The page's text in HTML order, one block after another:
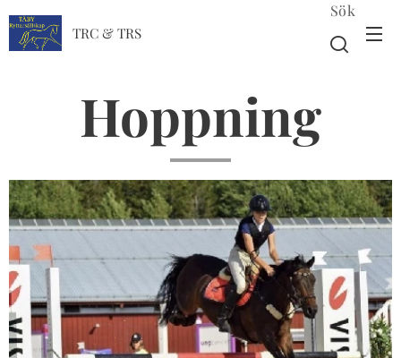
TRC & TRS
Sök
Hoppning